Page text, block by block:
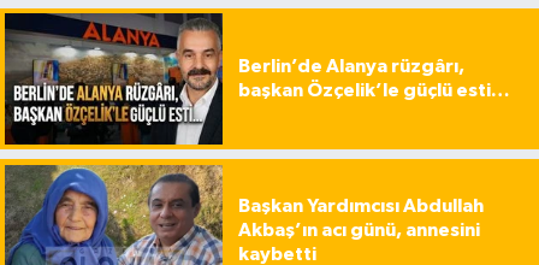
Berlin’de Alanya rüzgârı,
başkan Özçelik’le güçlü esti…
Başkan Yardımcısı Abdullah
Akbaş’ın acı günü, annesini
kaybetti